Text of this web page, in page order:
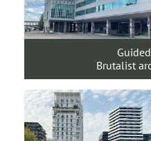
Brutalist